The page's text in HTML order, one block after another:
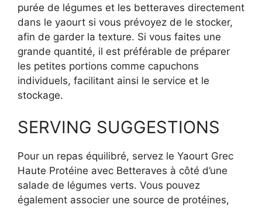
purée de légumes et les betteraves directement
dans le yaourt si vous prévoyez de le stocker,
afin de garder la texture. Si vous faites une
grande quantité, il est préférable de préparer
les petites portions comme capuchons
individuels, facilitant ainsi le service et le
stockage.
SERVING SUGGESTIONS
Pour un repas équilibré, servez le Yaourt Grec
Haute Protéine avec Betteraves à côté d’une
salade de légumes verts. Vous pouvez
également associer une source de protéines,